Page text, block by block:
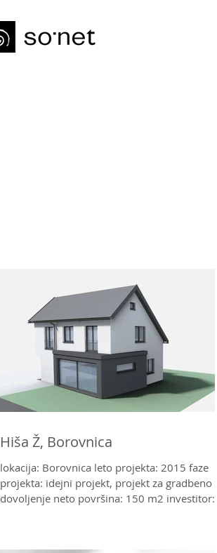
Hiša Ž, Borovnica
lokacija: Borovnica leto projekta: 2015 faze
projekta: idejni projekt, projekt za gradbeno
dovoljenje neto površina: 150 m2 investitor:...